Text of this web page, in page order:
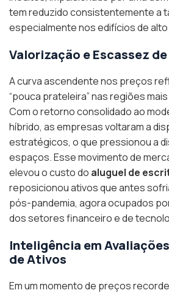
tem reduzido consistentemente a
especialmente nos edifícios de
Valorização e Escassez
A curva ascendente nos preços
“pouca prateleira” nas regiões
Com o retorno consolidado ao
híbrido, as empresas voltaram a
estratégicos, o que pressionou a
espaços. Esse movimento de
elevou o custo do aluguel de
reposicionou ativos que antes
pós-pandemia, agora ocupados
dos setores financeiro e de
Inteligência em
de Ativos
Em um momento de preços